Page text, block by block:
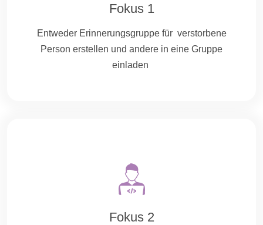
Fokus 1
Entweder Erinnerungsgruppe für verstorbene
Person erstellen und andere in eine Gruppe
einladen
Fokus 2